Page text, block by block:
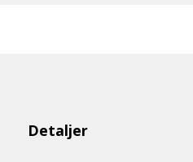
Detaljer